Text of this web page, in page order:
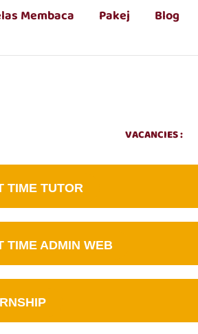
Membaca Pakej Blog
VACANCIES :
TIME TUTOR
TIME ADMIN WEB